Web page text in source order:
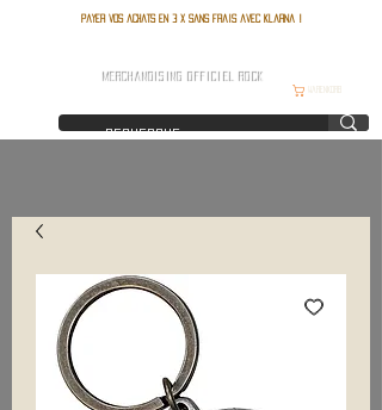
Payer vos achats en 3 x sans frais avec Klarna !
Warenkorb
MERCHANDISING OFFICIEL ROCK